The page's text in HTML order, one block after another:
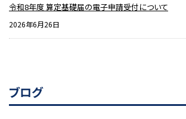
令和8年度 算定基礎届の電子申請受付について
2026年6月26日
ブログ